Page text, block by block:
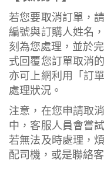
若您要取消訂單，
編號與訂購人姓名
刻為您處理，並於
式回覆您訂單取消
亦可上網利用「訂
處理狀況。
注意，在您申請取
中，客服人員會嘗
若無法及時處理，
配司機，或是聯絡